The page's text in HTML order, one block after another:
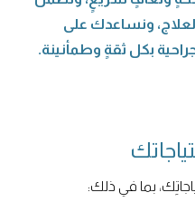
ونساعدك على
بكل ثقةٍ وطمأنينة.
بما في ذلك: